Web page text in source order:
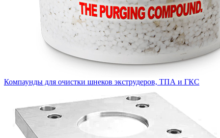
Компаунды для очистки шнеков экструдеров, ТПА и ГКС